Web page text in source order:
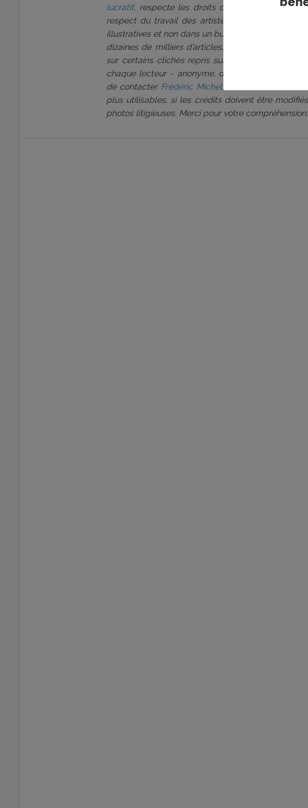
lucratif, respecte les droits d’auteur et s’est
respect du travail des artistes que nous
illustratives et non dans un but d’exploitation
dizaines de milliers d’articles, et une évolution
sur certains clichés repris sur notre plateforme,
chaque lecteur - anonyme, distributeur, attaché
de contacter Frédéric Michel, rédacteur en chef,
plus utilisables, si les crédits doivent être
photos litigieuses. Merci pour votre compréhension.